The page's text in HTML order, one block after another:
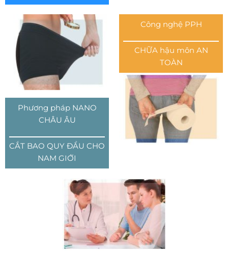
Phương pháp NANO
CHÂU ÂU
CẮT BAO QUY ĐẦU CHO
NAM GIỚI
Công nghệ PPH
CHỮA hậu môn AN
TOÀN